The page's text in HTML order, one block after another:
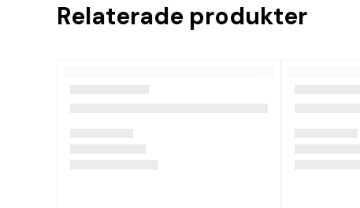
Relaterade produkter